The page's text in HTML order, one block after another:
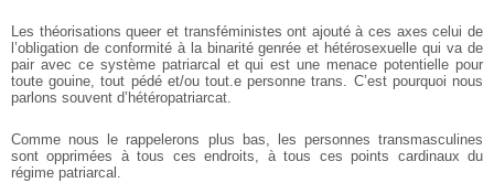
Les théorisations queer et transféministes ont ajouté à ces axes celui de
l’obligation de conformité à la binarité genrée et hétérosexuelle qui va de
pair avec ce système patriarcal et qui est une menace potentielle pour
toute gouine, tout pédé et/ou tout.e personne trans. C’est pourquoi nous
parlons souvent d’hétéropatriarcat.
Comme nous le rappelerons plus bas, les personnes transmasculines
sont opprimées à tous ces endroits, à tous ces points cardinaux du
régime patriarcal.